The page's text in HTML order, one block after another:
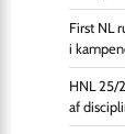
First NL
i
HNL 25/
af